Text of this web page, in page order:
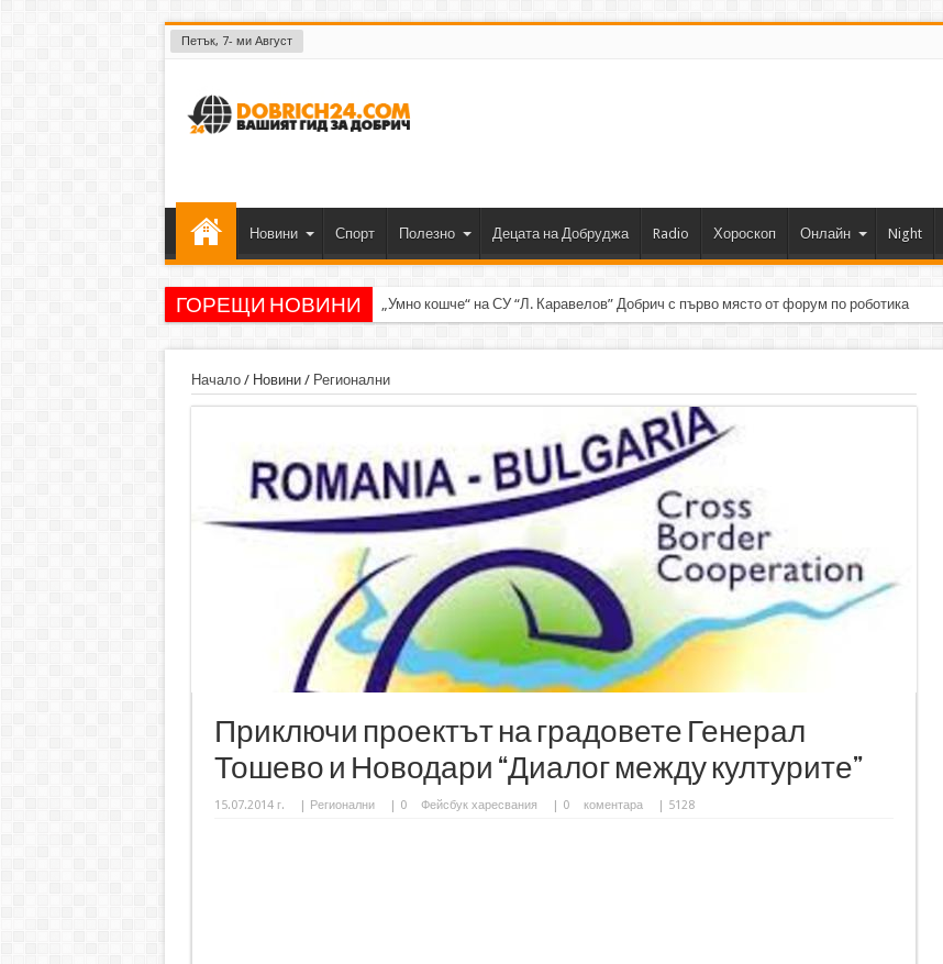
Петък, 7- ми Август
Новини Спорт Полезно Децата на Добруджа Radio Хороскоп Онлайн Night
ГОРЕЩИ НОВИНИ „Умно кошче“ на СУ “Л. Каравелов” Добрич с първо място от форум по роботика
Начало/ Новини/ Регионални
Приключи проектът на градовете Генерал
Тошево и Новодари “Диалог между културите”
15.07.2014 г. | Регионални | 0 Фейсбук харесвания | 0 коментара | 5128